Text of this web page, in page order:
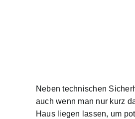
Neben technischen
auch wenn man nur kurz
Haus liegen lassen, um